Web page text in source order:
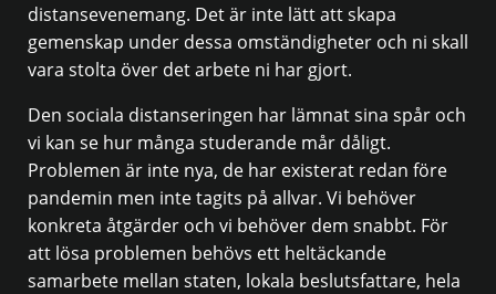
distansevenemang. Det är inte lätt att skapa
gemenskap under dessa omständigheter och ni skall
vara stolta över det arbete ni har gjort.
Den sociala distanseringen har lämnat sina spår och
vi kan se hur många studerande mår dåligt.
Problemen är inte nya, de har existerat redan före
pandemin men inte tagits på allvar. Vi behöver
konkreta åtgärder och vi behöver dem snabbt. För
att lösa problemen behövs ett heltäckande
samarbete mellan staten, lokala beslutsfattare, hela